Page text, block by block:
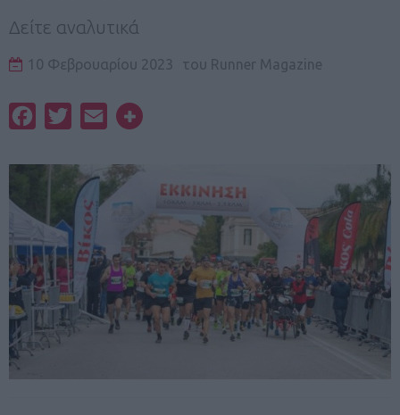
Δείτε αναλυτικά
10 Φεβρουαρίου 2023 του Runner Magazine
FacebookTwitterEmail